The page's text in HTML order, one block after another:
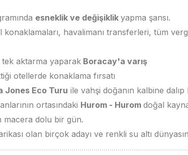
esneklik ve değişiklik yapma şansı.
havalimanı transferleri, tüm
tek aktarma yaparak Boracay'a varış
otellerde konaklama fırsatı
Jones Eco Turu ile vahşi doğanın kalbine
ortasındaki Hurom - Hurom doğal
macera dolu bir gün.
olan birçok adayı ve renkli su altı